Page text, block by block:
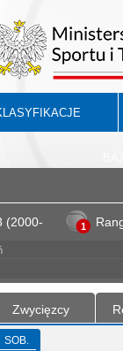
(2000-
1
Zwycięzcy
SOB.